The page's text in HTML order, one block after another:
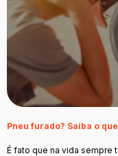
Pneu furado? Saiba o
É fato que na vida sempre